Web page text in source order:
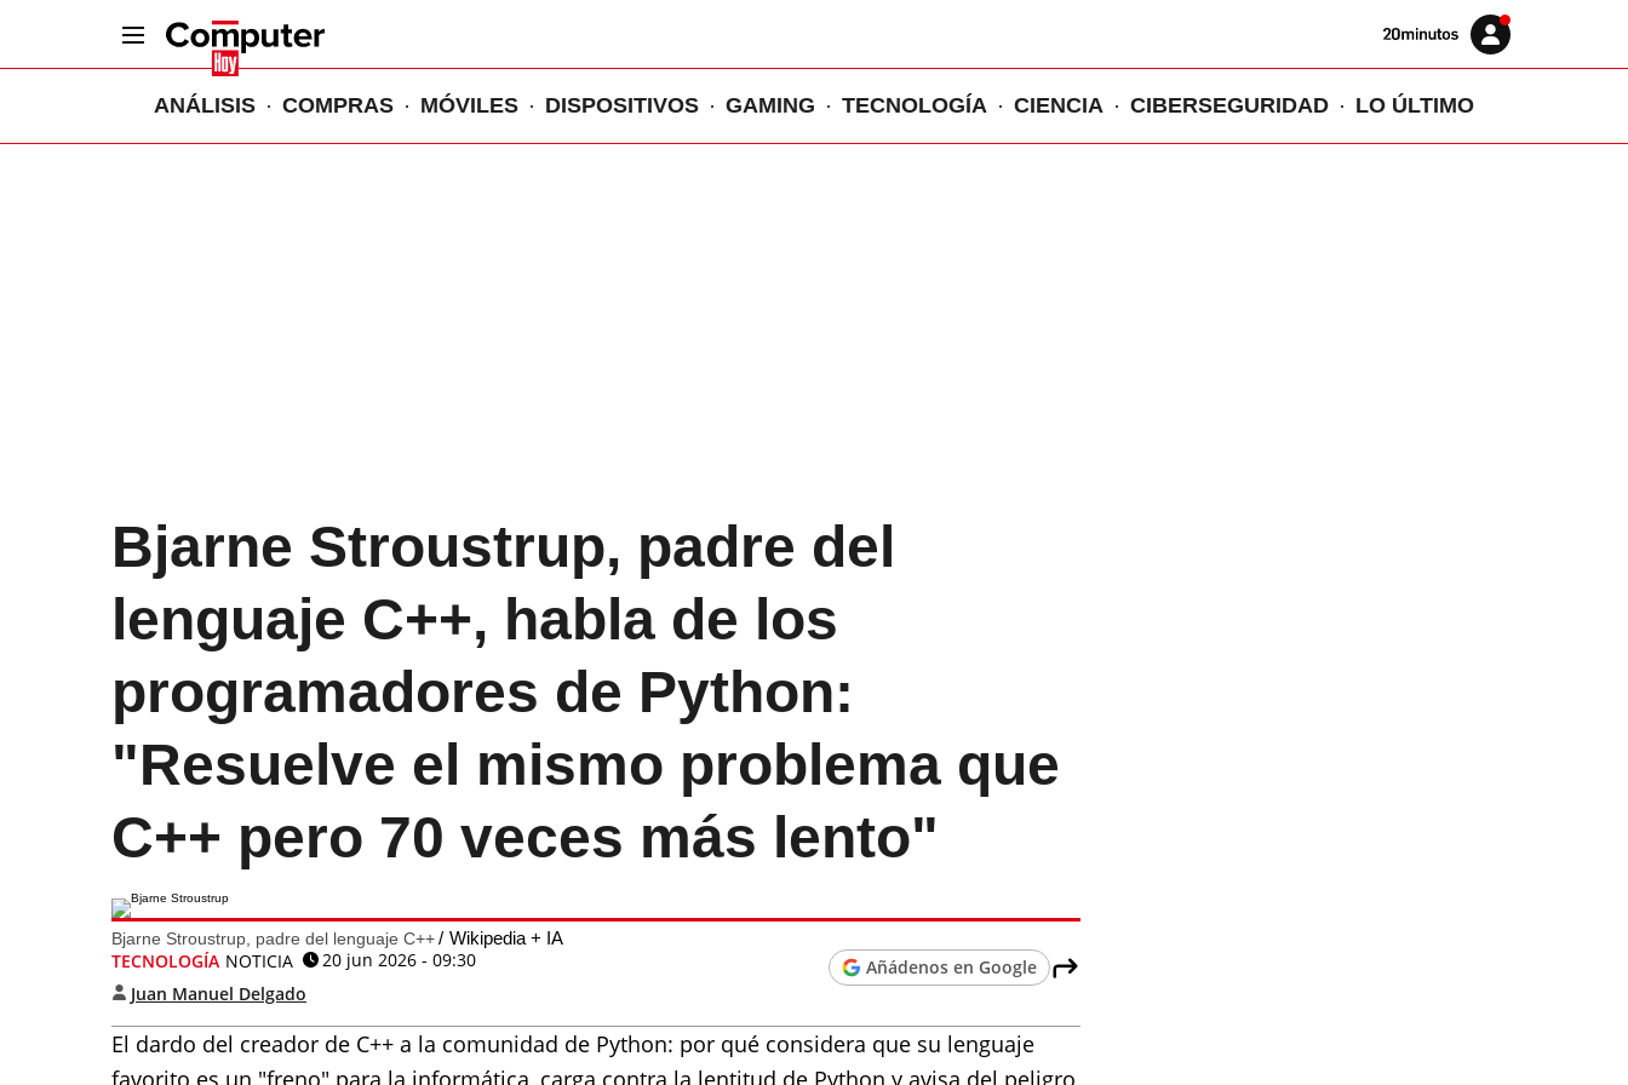
Volver
Iniciar
sesión
ANÁLISIS COMPRAS MÓVILES DISPOSITIVOS GAMING TECNOLOGÍA CIENCIA CIBERSEGURIDAD LO ÚLTIMO
Bjarne Stroustrup, padre del
lenguaje C++, habla de los
programadores de Python:
"Resuelve el mismo problema que
C++ pero 70 veces más lento"
Bjarne Stroustrup, padre del lenguaje C++ Wikipedia + IA
TECNOLOGÍA NOTICIA
20 jun 2026 - 09:30
Juan Manuel Delgado
Añádenos en Google
El dardo del creador de C++ a la comunidad de Python: por qué considera que su lenguaje
favorito es un "freno" para la informática, carga contra la lentitud de Python y avisa del peligro